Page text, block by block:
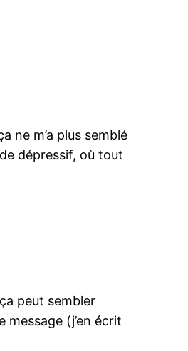
ne m’a plus semblé
dépressif, où tout
peut sembler
message (j’en écrit